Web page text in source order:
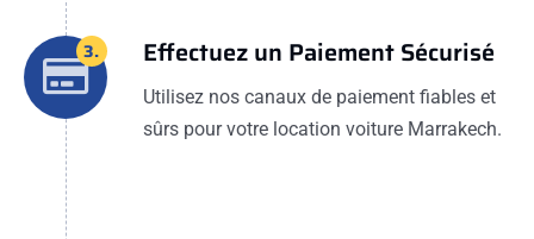
3. Effectuez un Paiement Sécurisé
Utilisez nos canaux de paiement fiables et
sûrs pour votre location voiture Marrakech.